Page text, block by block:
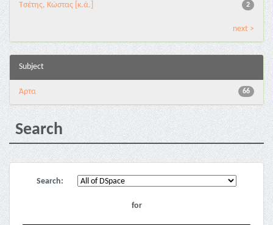
2
Τσέτης, Κώστας [κ.ά.]
next >
Subject
66
Άρτα
Search
Search:
for